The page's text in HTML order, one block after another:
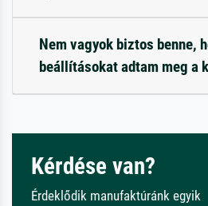
Nem vagyok biztos benne,
beállításokat adtam meg a
Kérdése van?
Érdeklődik manufaktúránk egyik